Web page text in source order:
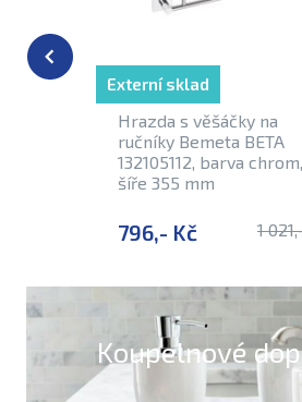
Hrazda s věšáčky na
ručníky Bemeta BETA
132105112, barva chrom,
šíře 355 mm
796,- Kč 1
Externí sklad
Koupelnové